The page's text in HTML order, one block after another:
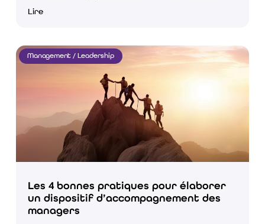
Lire
Management / Leadership
Les 4 bonnes pratiques pour élaborer
un dispositif d’accompagnement des
managers